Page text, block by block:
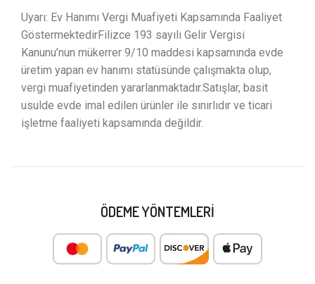
Uyarı: Ev Hanımı Vergi Muafiyeti Kapsamında Faaliyet
GöstermektedirFilizce 193 sayılı Gelir Vergisi
Kanunu’nun mükerrer 9/10 maddesi kapsamında evde
üretim yapan ev hanımı statüsünde çalışmakta olup,
vergi muafiyetinden yararlanmaktadır.Satışlar, basit
usulde evde imal edilen ürünler ile sınırlıdır ve ticari
işletme faaliyeti kapsamında değildir.
ÖDEME YÖNTEMLERI